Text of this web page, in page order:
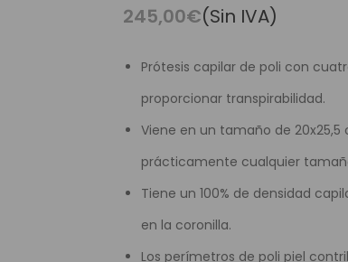
245,00€(Sin IVA)
Prótesis capilar de poli con
proporcionar transpirabilidad.
Viene en un tamaño de
prácticamente cualquier
Tiene un 100% de densidad
en la coronilla.
Los perímetros de poli piel